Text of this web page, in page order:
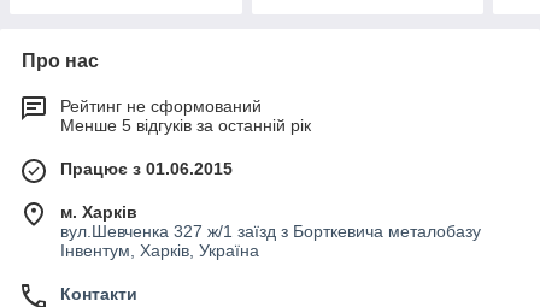
Про нас
Рейтинг не сформований
Менше 5 відгуків за останній рік
Працює з 01.06.2015
м. Харків
вул.Шевченка 327 ж/1 заїзд з Борткевича металобазу
Інвентум, Харків, Україна
Контакти